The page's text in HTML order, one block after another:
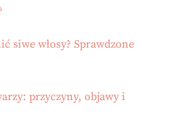
siwe włosy? Sprawdzone
przyczyny, objawy i